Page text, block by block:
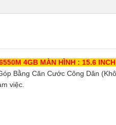
4GB MÀN HÌNH : 15.6
Bằng Căn Cước Công Dân
việc.